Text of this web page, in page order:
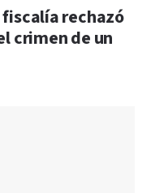
rechazó
crimen de un